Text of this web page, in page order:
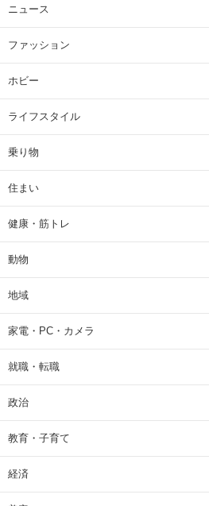
ニュース
ファッション
ホビー
ライフスタイル
乗り物
住まい
健康・筋トレ
動物
地域
家電・PC・カメラ
就職・転職
政治
教育・子育て
経済